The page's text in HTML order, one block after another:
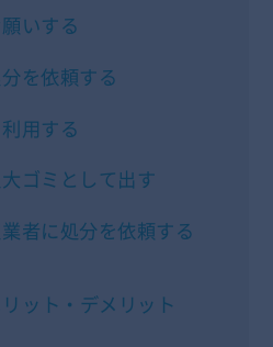
いする
を依頼する
用する
ゴミとして出す
者に処分を依頼する
ット・デメリット